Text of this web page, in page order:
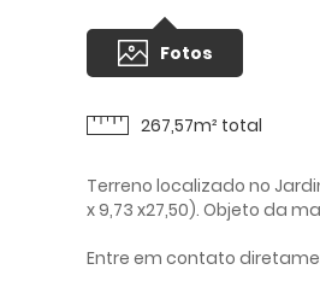
Fotos
267,57m² total
Terreno localizado no
x 9,73 x27,50). Objeto da
Entre em contato